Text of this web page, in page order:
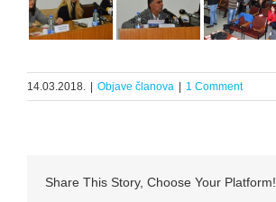
14.03.2018. Objave članova 1 Comment
Share This Story, Choose Your Platform!